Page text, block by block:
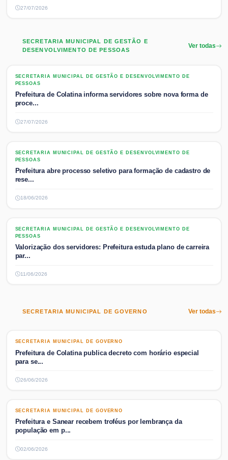
27/07/2026
SECRETARIA MUNICIPAL DE GESTÃO E
DESENVOLVIMENTO DE PESSOAS
Ver todas
SECRETARIA MUNICIPAL DE GESTÃO E DESENVOLVIMENTO DE PESSOAS
SECRETARIA MUNICIPAL DE GESTÃO E DESENVOLVIMENTO DE
PESSOAS
Prefeitura de Colatina informa servidores sobre nova forma de
proce...
27/07/2026
SECRETARIA MUNICIPAL DE GESTÃO E DESENVOLVIMENTO DE PESSOAS
SECRETARIA MUNICIPAL DE GESTÃO E DESENVOLVIMENTO DE
PESSOAS
Prefeitura abre processo seletivo para formação de cadastro de
rese...
18/06/2026
SECRETARIA MUNICIPAL DE GESTÃO E DESENVOLVIMENTO DE PESSOAS
SECRETARIA MUNICIPAL DE GESTÃO E DESENVOLVIMENTO DE
PESSOAS
Valorização dos servidores: Prefeitura estuda plano de carreira
par...
11/06/2026
SECRETARIA MUNICIPAL DE GOVERNO Ver todas
SECRETARIA MUNICIPAL DE GOVERNO
SECRETARIA MUNICIPAL DE GOVERNO
Prefeitura de Colatina publica decreto com horário especial
para se...
26/06/2026
SECRETARIA MUNICIPAL DE GOVERNO
SECRETARIA MUNICIPAL DE GOVERNO
Prefeitura e Sanear recebem troféus por lembrança da
população em p...
02/06/2026